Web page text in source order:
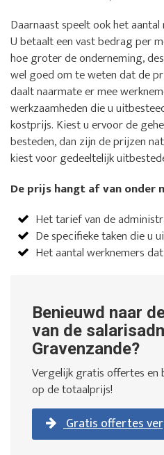
Daarnaast speelt ook het
U betaalt een vast bedrag per
hoe groter de onderneming,
wel goed om te weten dat de
daalt naarmate er mee
werkzaamheden die u
kostprijs. Kiest u ervoor de
besteden, dan zijn de prijzen
kiest voor gedeeltelijk
De prijs hangt af van onder
Het tarief van de
De specifieke taken die u
Het aantal werknemers
Benieuwd naar
van de
Gravenzande?
Vergelijk gratis offertes
op de totaalprijs!
Gratis offertes